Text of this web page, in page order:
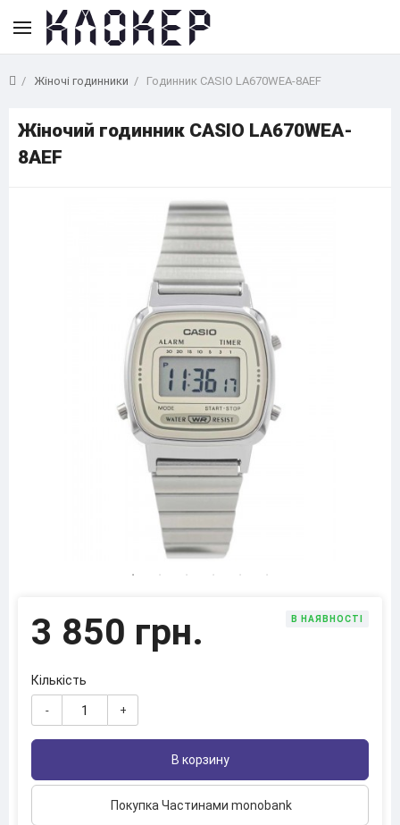
Жіночі годинники Годинник CASIO LA670WEA-8AEF
Жіночий годинник CASIO LA670WEA-
8AEF
3 850 грн. В НАЯВНОСТІ
Кількість
- +
В корзину
Покупка Частинами monobank